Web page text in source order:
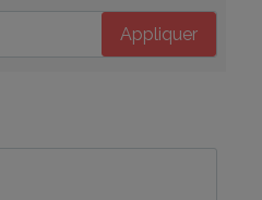
Appliquer